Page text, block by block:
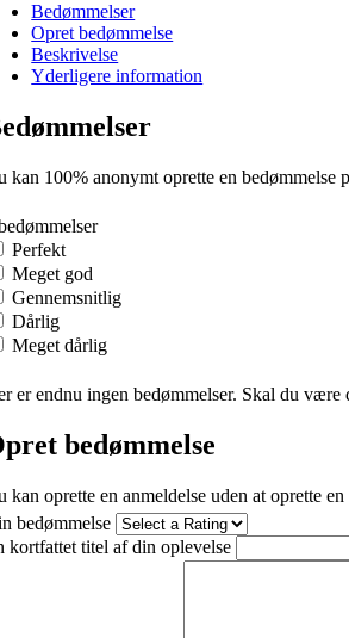
Bedømmelser
Opret bedømmelse
Beskrivelse
Yderligere information
kan 100% anonymt oprette en bedømmelse
Perfekt
Meget god
Gennemsnitlig
Dårlig
Meget dårlig
er endnu ingen bedømmelser. Skal du være
bedømmelse
kan oprette en anmeldelse uden at oprette
bedømmelse
kortfattet titel af din oplevelse